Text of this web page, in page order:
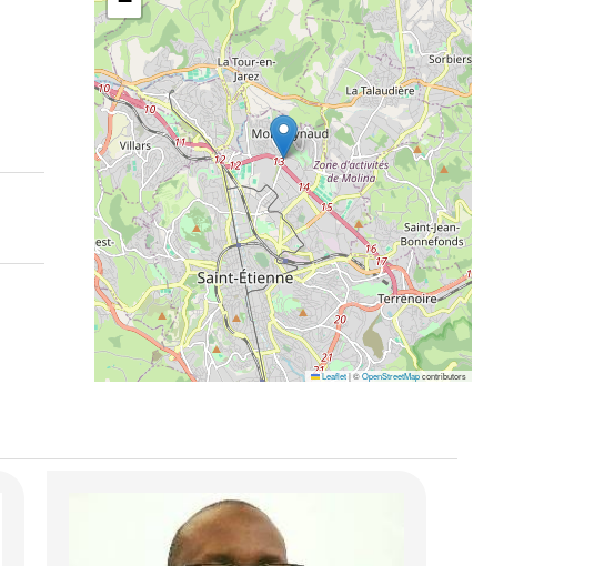
Leaflet |©OpenStreetMapcontributors